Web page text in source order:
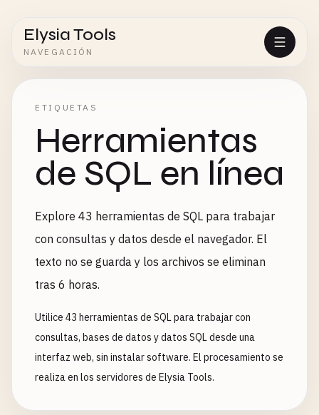
Elysia Tools
NAVEGACIÓN
ETIQUETAS
Herramientas
de SQL en línea
Explore 43 herramientas de SQL para trabajar
con consultas y datos desde el navegador. El
texto no se guarda y los archivos se eliminan
tras 6 horas.
Utilice 43 herramientas de SQL para trabajar con
consultas, bases de datos y datos SQL desde una
interfaz web, sin instalar software. El procesamiento se
realiza en los servidores de Elysia Tools.